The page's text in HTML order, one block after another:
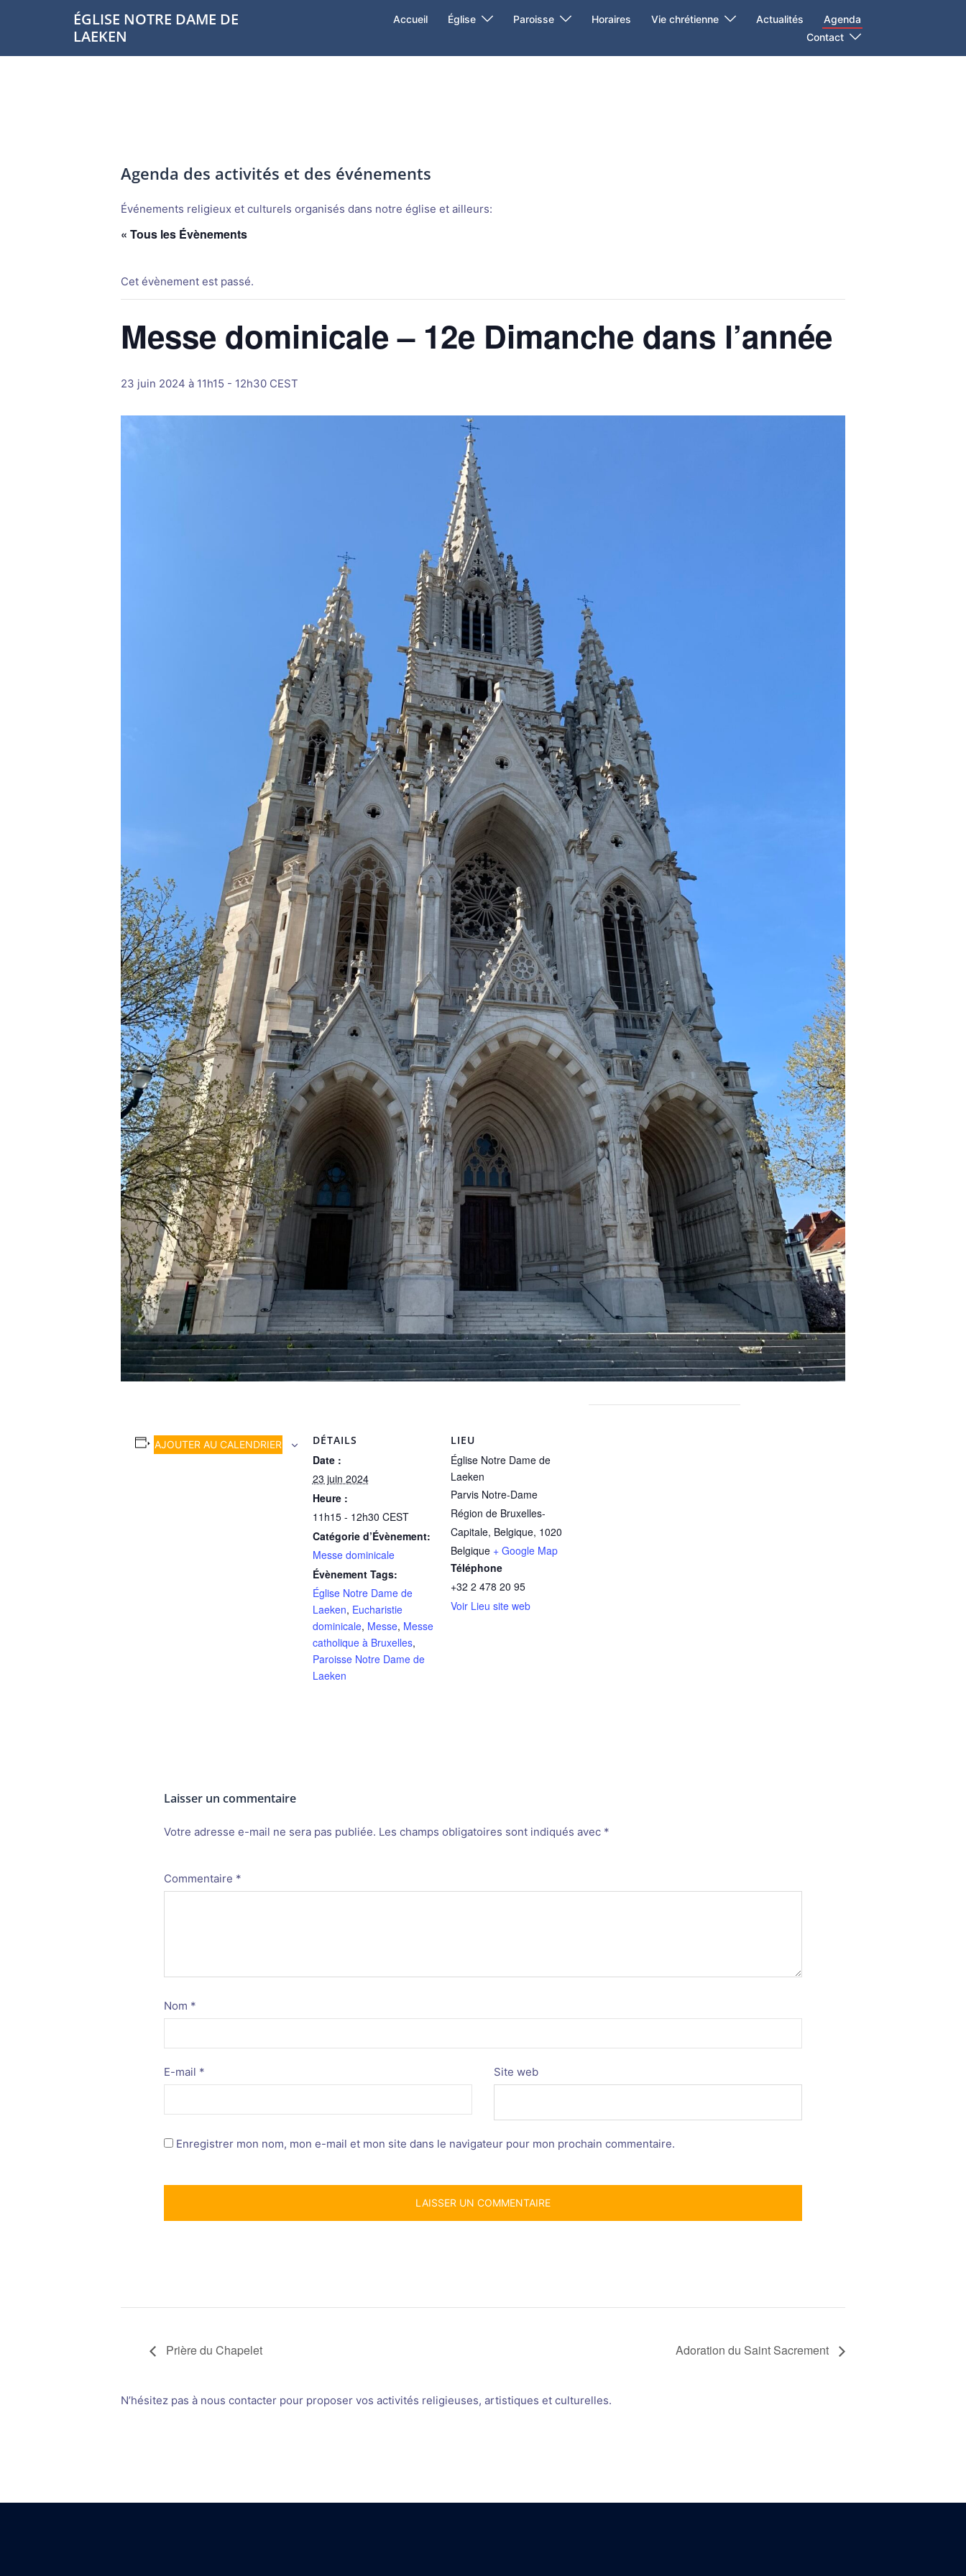
ÉGLISE NOTRE DAME DE
LAEKEN
Accueil Église Paroisse Horaires Vie chrétienne Actualités
Agenda
Contact
Agenda des activités et des événements
Événements religieux et culturels organisés dans notre église et ailleurs:
« Tous les Évènements
Cet évènement est passé.
Messe dominicale – 12e Dimanche dans l’année
23 juin 2024 à 11h15 - 12h30 CEST
AJOUTER AU CALENDRIER DÉTAILS
Date :
23 juin 2024
Heure :
11h15 - 12h30 CEST
Catégorie d’Évènement:
Messe dominicale
Évènement Tags:
Église Notre Dame de
Laeken, Eucharistie
dominicale, Messe, Messe
catholique à Bruxelles,
Paroisse Notre Dame de
Laeken
LIEU
Église Notre Dame de
Laeken
Parvis Notre-Dame
Région de Bruxelles-
Capitale, Belgique, 1020
Belgique + Google Map
Téléphone
+32 2 478 20 95
Voir Lieu site web
Laisser un commentaire
Votre adresse e-mail ne sera pas publiée. Les champs obligatoires sont indiqués avec *
Commentaire *
Nom *
E-mail * Site web
Enregistrer mon nom, mon e-mail et mon site dans le navigateur pour mon prochain commentaire.
Alternative:
Prière du Chapelet Adoration du Saint Sacrement
N’hésitez pas à nous contacter pour proposer vos activités religieuses, artistiques et culturelles.